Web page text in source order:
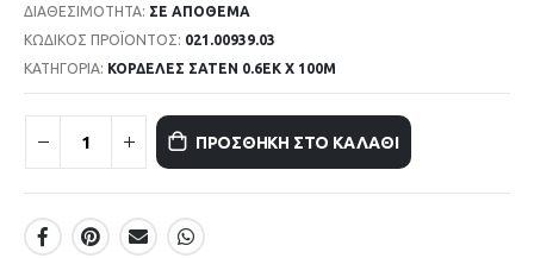
ΔΙΑΘΕΣΙΜΌΤΗΤΑ: ΣΕ ΑΠΌΘΕΜΑ
ΚΩΔΙΚΌΣ ΠΡΟΪΌΝΤΟΣ: 021.00939.03
ΚΑΤΗΓΟΡΊΑ: ΚΟΡΔΕΛΕΣ ΣΑΤΕΝ 0.6ΕΚ Χ 100Μ
ΠΡΟΣΘΉΚΗ ΣΤΟ ΚΑΛΆΘΙ